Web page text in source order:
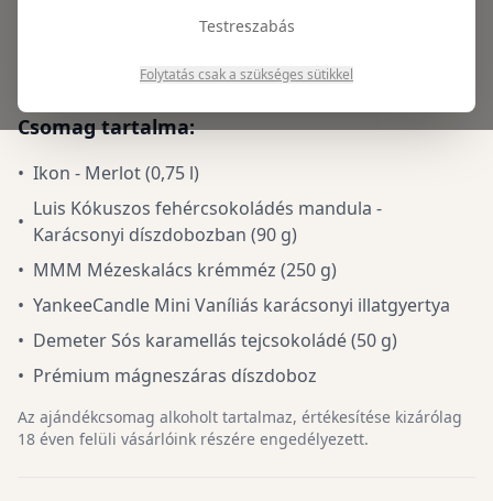
Csomag tartalma:
• Ikon - Merlot (0,75 l)
•
Luis Kókuszos fehércsokoládés mandula -
Karácsonyi díszdobozban (90 g)
• MMM Mézeskalács krémméz (250 g)
• YankeeCandle Mini Vaníliás karácsonyi illatgyertya
• Demeter Sós karamellás tejcsokoládé (50 g)
• Prémium mágneszáras díszdoboz
Az ajándékcsomag alkoholt tartalmaz, értékesítése kizárólag
18 éven felüli vásárlóink részére engedélyezett.
Testreszabás
Folytatás csak a szükséges sütikkel